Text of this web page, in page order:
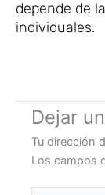
depende de
individuales.
Dejar
Tu dirección
Los campos